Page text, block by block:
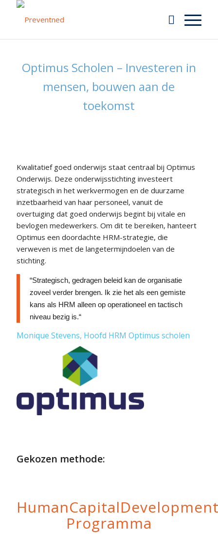
Optimus Scholen – Investeren in
mensen, bouwen aan de
toekomst
Kwalitatief goed onderwijs staat centraal bij Optimus
Onderwijs. Deze onderwijsstichting investeert
strategisch in het werkvermogen en de duurzame
inzetbaarheid van haar personeel, vanuit de
overtuiging dat goed onderwijs begint bij vitale en
bevlogen medewerkers. Om dit te bereiken, hanteert
Optimus een doordachte HRM-strategie, die
verweven is met de langetermijndoelen van de
stichting.
“Strategisch, gedragen beleid kan de organisatie
zoveel verder brengen. Ik zie het als een gemiste
kans als HRM alleen op operationeel en tactisch
niveau bezig is.“
Monique Stevens, Hoofd HRM Optimus scholen
Gekozen methode:
Programma